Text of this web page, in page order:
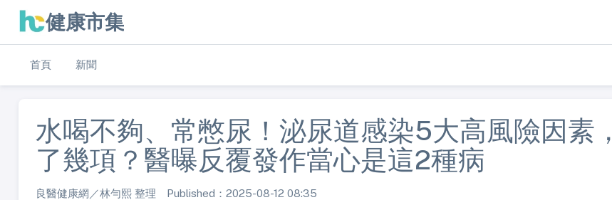
健康市集
首頁 新聞
水喝不夠、常憋尿！泌尿道感染5大高風險因素
了幾項？醫曝反覆發作當心是這2種病
良醫健康網／林勻熙 整理 Published：2025-08-12 08:35